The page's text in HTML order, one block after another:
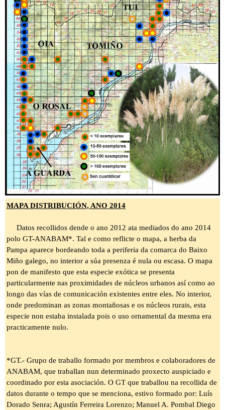
MAPA DISTRIBUCIÓN, ANO 2014
Datos recollidos dende o ano 2012 ata mediados do ano 2014
polo GT-ANABAM*. Tal e como reflicte o mapa, a herba da
Pampa aparece bordeando toda a periferia da comarca do Baixo
Miño galego, no interior a súa presenza é nula ou escasa. O mapa
pon de manifesto que esta especie exótica se presenta
particularmente nas proximidades de núcleos urbanos así como ao
longo das vías de comunicación existentes entre eles. No interior,
onde predominan as zonas montañosas e os núcleos rurais, esta
especie non estaba instalada pois o uso ornamental da mesma era
practicamente nulo.
*GT.- Grupo de traballo formado por membros e colaboradores de
ANABAM, que traballan nun determinado proxecto auspiciado e
coordinado por esta asociación. O GT que traballou na recollida de
datos durante o tempo que se menciona, estivo formado por: Luís
Dorado Senra; Agustín Ferreira Lorenzo; Manuel A. Pombal Diego